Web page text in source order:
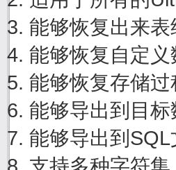
能够恢复出来
能够恢复自定义
能够恢复存储
能够导出到目标
能够导出到